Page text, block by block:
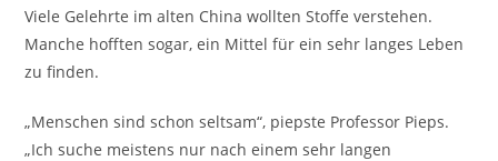
Viele Gelehrte im alten China wollten Stoffe verstehen.
Manche hofften sogar, ein Mittel für ein sehr langes Leben
zu finden.
„Menschen sind schon seltsam“, piepste Professor Pieps.
„Ich suche meistens nur nach einem sehr langen